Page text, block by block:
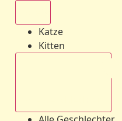
Katze
Kitten